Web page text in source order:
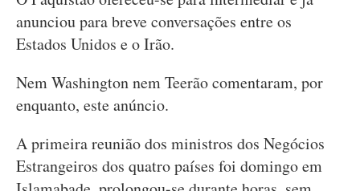
anunciou para breve conversações entre os
Estados Unidos e o Irão.
Nem Washington nem Teerão comentaram, por
enquanto, este anúncio.
A primeira reunião dos ministros dos Negócios
Estrangeiros dos quatro países foi domingo em